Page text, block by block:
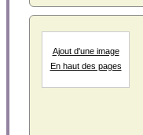
Ajout d'une image
En haut des pages